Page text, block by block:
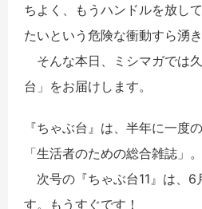
ちよく、もうハンドルを放し
たいという危険な衝動すら湧き
そんな本日、ミシマガでは
台」をお届けします。
『ちゃぶ台』は、半年に一度
「生活者のための総合雑誌」。
次号の『ちゃぶ台11』は、6
す。もうすぐです！